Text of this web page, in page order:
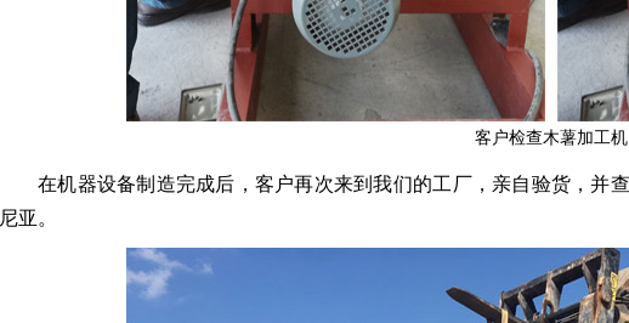
客户检查木薯加工机
在机器设备制造完成后，客户再次来到我们的工厂，亲自验货，并
尼亚。